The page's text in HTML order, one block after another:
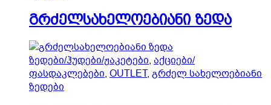
product
page
გრძელსახელოებიანი ზედა
ზედები/ჰუდები/ჟაკეტები, აქციები/
ფასდაკლებები, OUTLET, გრძელ სახელოებიანი
ზედები